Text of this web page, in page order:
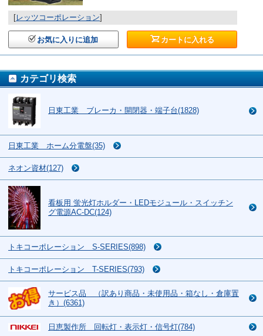
[レッツコーポレーション]
お気に入りに追加 カートに入れる
カテゴリ検索
日東工業 ブレーカ・開閉器・端子台(1828)
日東工業 ホーム分電盤(35)
ネオン資材(127)
看板用 蛍光灯ホルダー・LEDモジュール・スイッチン
グ電源AC-DC(124)
トキコーポレーション S-SERIES(898)
トキコーポレーション T-SERIES(793)
サービス品 （訳あり商品・未使用品・箱なし・倉庫置
き）(6361)
日恵製作所 回転灯・表示灯・信号灯(784)